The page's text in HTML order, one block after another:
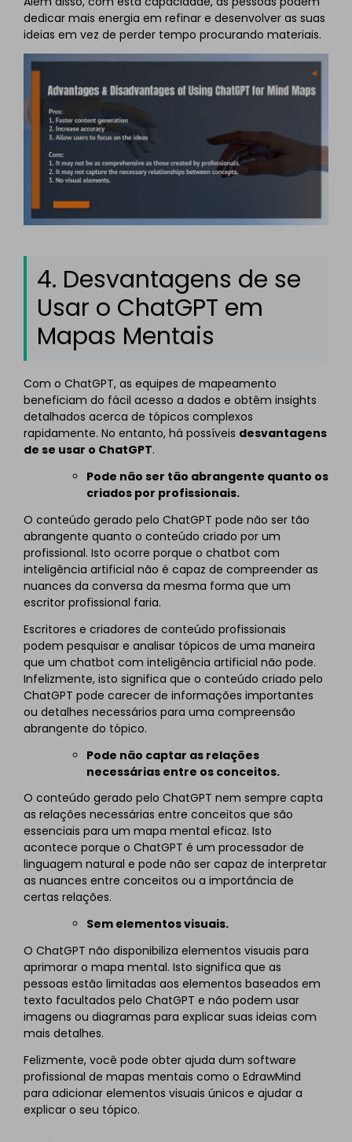
dedicar mais energia em refinar e desenvolver as suas
ideias em vez de perder tempo procurando materiais.
4. Desvantagens de se
Usar o ChatGPT em
Mapas Mentais
Com o ChatGPT, as equipes de mapeamento
beneficiam do fácil acesso a dados e obtêm insights
detalhados acerca de tópicos complexos
rapidamente. No entanto, há possíveis desvantagens
de se usar o ChatGPT.
Pode não ser tão abrangente quanto os
criados por profissionais.
O conteúdo gerado pelo ChatGPT pode não ser tão
abrangente quanto o conteúdo criado por um
profissional. Isto ocorre porque o chatbot com
inteligência artificial não é capaz de compreender as
nuances da conversa da mesma forma que um
escritor profissional faria.
Escritores e criadores de conteúdo profissionais
podem pesquisar e analisar tópicos de uma maneira
que um chatbot com inteligência artificial não pode.
Infelizmente, isto significa que o conteúdo criado pelo
ChatGPT pode carecer de informações importantes
ou detalhes necessários para uma compreensão
abrangente do tópico.
Pode não captar as relações
necessárias entre os conceitos.
O conteúdo gerado pelo ChatGPT nem sempre capta
as relações necessárias entre conceitos que são
essenciais para um mapa mental eficaz. Isto
acontece porque o ChatGPT é um processador de
linguagem natural e pode não ser capaz de interpretar
as nuances entre conceitos ou a importância de
certas relações.
Sem elementos visuais.
O ChatGPT não disponibiliza elementos visuais para
aprimorar o mapa mental. Isto significa que as
pessoas estão limitadas aos elementos baseados em
texto facultados pelo ChatGPT e não podem usar
imagens ou diagramas para explicar suas ideias com
mais detalhes.
Felizmente, você pode obter ajuda dum software
profissional de mapas mentais como o EdrawMind
para adicionar elementos visuais únicos e ajudar a
explicar o seu tópico.